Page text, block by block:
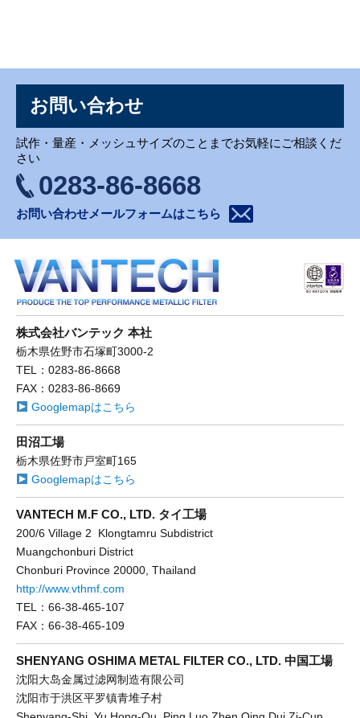
お問い合わせ
試作・量産・メッシュサイズのことまでお気軽にご相談くだ
さい
0283-86-8668
お問い合わせメールフォームはこちら
株式会社バンテック 本社
栃木県佐野市石塚町3000-2
TEL：0283-86-8668
FAX：0283-86-8669
Googlemapはこちら
田沼工場
栃木県佐野市戸室町165
Googlemapはこちら
VANTECH M.F CO., LTD. タイ工場
200/6 Village 2 Klongtamru Subdistrict
Muangchonburi District
Chonburi Province 20000, Thailand
http://www.vthmf.com
TEL：66-38-465-107
FAX：66-38-465-109
SHENYANG OSHIMA METAL FILTER CO., LTD. 中国工場
沈阳大岛金属过滤网制造有限公司
沈阳市于洪区平罗镇青堆子村